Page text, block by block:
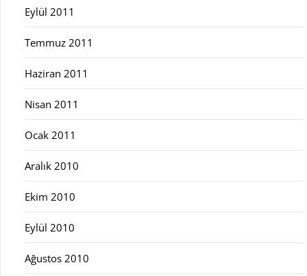
Eylül 2011
Temmuz 2011
Haziran 2011
Nisan 2011
Ocak 2011
Aralık 2010
Ekim 2010
Eylül 2010
Ağustos 2010